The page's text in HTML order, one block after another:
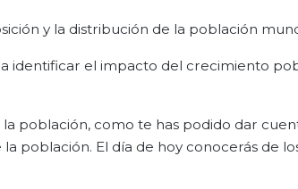
y la distribución de la población
identificar el impacto del crecimiento
población, como te has podido dar
población. El día de hoy conocerás de